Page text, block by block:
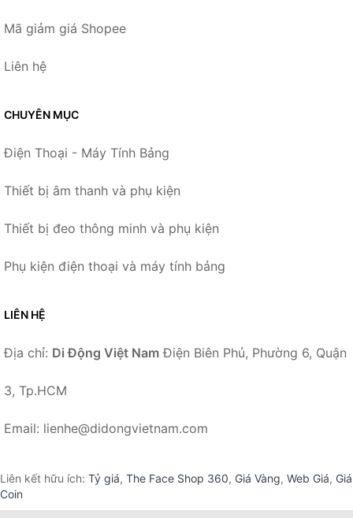
Mã giảm giá Shopee
Liên hệ
CHUYÊN MỤC
Điện Thoại - Máy Tính Bảng
Thiết bị âm thanh và phụ kiện
Thiết bị đeo thông minh và phụ kiện
Phụ kiện điện thoại và máy tính bảng
LIÊN HỆ
Địa chỉ: Di Động Việt Nam Điện Biên Phủ, Phường 6, Quận
3, Tp.HCM
Email: lienhe@didongvietnam.com
Liên kết hữu ích: Tỷ giá, The Face Shop 360, Giá Vàng, Web Giá, Giá
Coin